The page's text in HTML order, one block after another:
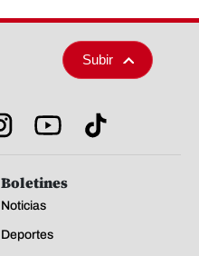
Subir
Boletines
Noticias
Deportes